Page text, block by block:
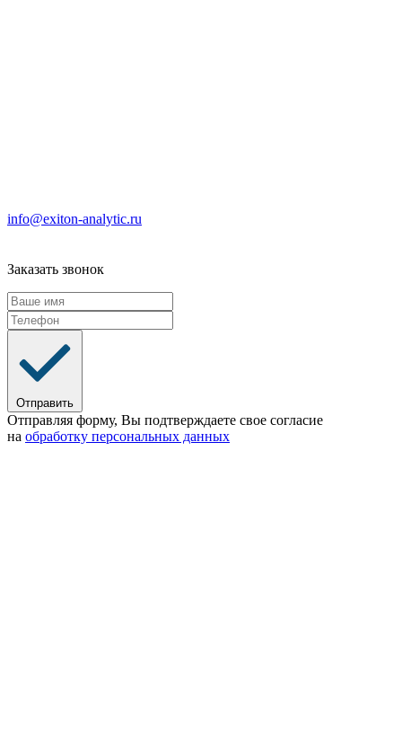
info@exiton-analytic.ru
Заказать звонок
Отправить
Отправляя форму, Вы подтверждаете свое согласие
на обработку персональных данных